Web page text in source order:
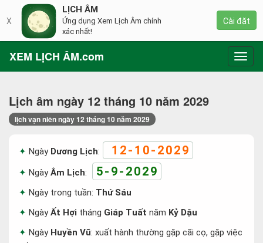
XEM LỊCH ÂM.com
Lịch âm ngày 12 tháng 10 năm 2029
lịch vạn niên ngày 12 tháng 10 năm 2029
Ngày Dương Lịch: 12-10-2029
NgàyÂm Lịch: 5-9-2029
Ngày trong tuần: Thứ Sáu
NgàyẤt Hợi tháng Giáp Tuất năm Kỷ Dậu
Ngày Huyền Vũ: xuất hành thường gặp cãi cọ, gặp việc
X
LỊCH ÂM
Ứng dụng Xem Lịch Âm chính
xác nhất!
Cài đặt